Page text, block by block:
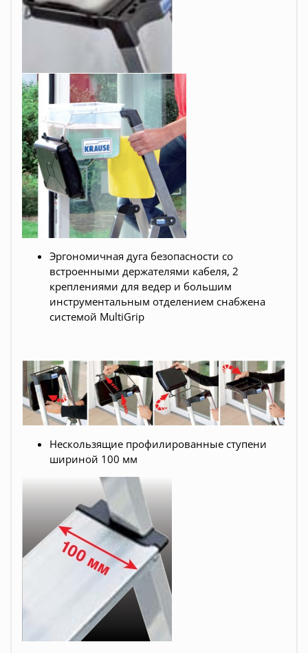
Эргономичная дуга безопасности со
встроенными держателями кабеля, 2
креплениями для ведер и большим
инструментальным отделением снабжена
системой MultiGrip
Нескользящие профилированные ступени
шириной 100 мм